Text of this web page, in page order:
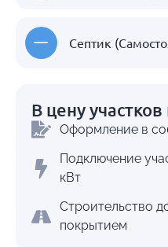
Септик
В цену
Оформление в
Подключение
кВт
Cтроительство
покрытием